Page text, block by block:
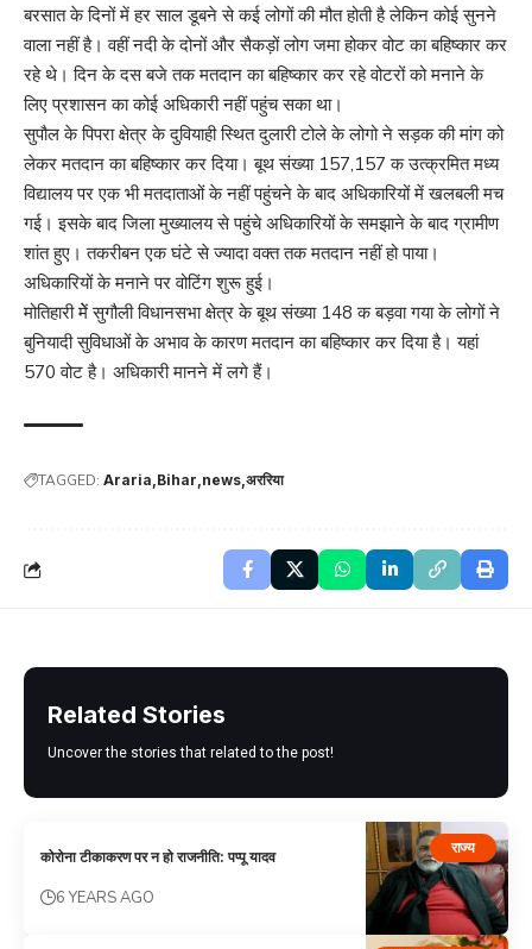
बरसात के दिनों में हर साल डूबने से कई लोगों की मौत होती है लेकिन कोई सुनने
वाला नहीं है। वहीं नदी के दोनों और सैकड़ों लोग जमा होकर वोट का बहिष्कार कर
रहे थे। दिन के दस बजे तक मतदान का बहिष्कार कर रहे वोटरों को मनाने के
लिए प्रशासन का कोई अधिकारी नहीं पहुंच सका था।
सुपौल के पिपरा क्षेत्र के दुवियाही स्थित दुलारी टोले के लोगो ने सड़क की मांग को
लेकर मतदान का बहिष्कार कर दिया। बूथ संख्या 157,157 क उत्क्रमित मध्य
विद्यालय पर एक भी मतदाताओं के नहीं पहुंचने के बाद अधिकारियों में खलबली मच
गई। इसके बाद जिला मुख्यालय से पहुंचे अधिकारियों के समझाने के बाद ग्रामीण
शांत हुए। तकरीबन एक घंटे से ज्यादा वक्त तक मतदान नहीं हो पाया।
अधिकारियों के मनाने पर वोटिंग शुरू हुई।
मोतिहारी मेें सुगौली विधानसभा क्षेत्र के बूथ संख्या 148 क बड़वा गया के लोगों ने
बुनियादी सुविधाओं के अभाव के कारण मतदान का बहिष्कार कर दिया है। यहां
570 वोट है। अधिकारी मानने में लगे हैं।
TAGGED: Araria Bihar news अररिया
Related Stories
Uncover the stories that related to the post!
राज्य
कोरोना टीकाकरण पर न हो राजनीति: पप्पू यादव
6 YEARS AGO